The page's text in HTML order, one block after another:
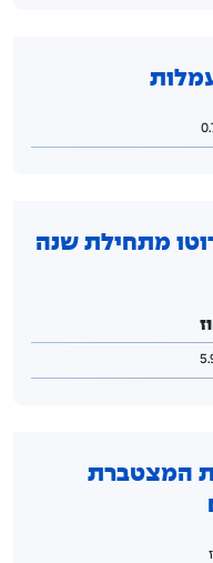
מתחילת שנה
המצטברת